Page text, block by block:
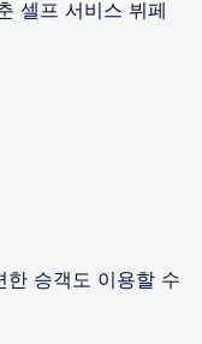
셀프 서비스 뷔페
한 승객도 이용할 수